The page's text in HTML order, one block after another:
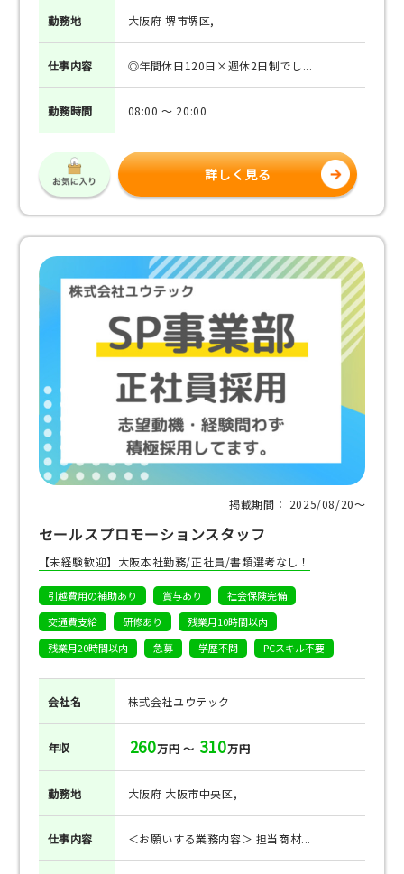
勤務地 大阪府 堺市堺区,
仕事内容 ◎年間休日120日×週休2日制でし...
勤務時間 08:00 ～ 20:00
詳しく見る
掲載期間： 2025/08/20〜
セールスプロモーションスタッフ
【未経験歓迎】大阪本社勤務/正社員/書類選考なし！
引越費用の補助あり 賞与あり
社会保険完備
交通費支給
研修あり
残業月10時間以内
残業月20時間以内
急募 学歴不問 PCスキル不要
会社名 株式会社ユウテック
年収 260万円 ～ 310万円
勤務地 大阪府 大阪市中央区,
仕事内容 ＜お願いする業務内容＞ 担当商材...